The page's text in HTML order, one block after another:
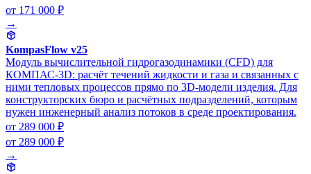
от 171 000 ₽
→
KompasFlow v25
Модуль вычислительной гидрогазодинамики (CFD) для
КОМПАС-3D: расчёт течений жидкости и газа и связанных с
ними тепловых процессов прямо по 3D-модели изделия. Для
конструкторских бюро и расчётных подразделений, которым
нужен инженерный анализ потоков в среде проектирования.
от 289 000 ₽
от 289 000 ₽
→